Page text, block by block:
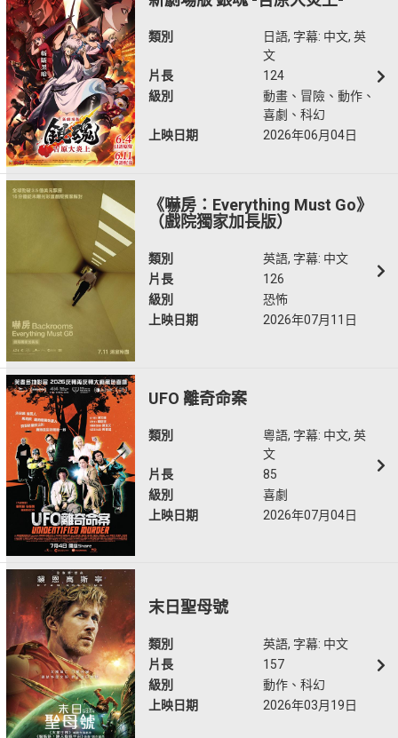
類別
日語, 字幕: 中文, 英
文
片長
124
級別
動畫、冒險、動作、
喜劇、科幻
上映日期
2026年06月04日
《嚇房：Everything Must Go》
（戲院獨家加長版）
類別
英語, 字幕: 中文
片長
126
級別
恐怖
上映日期
2026年07月11日
UFO 離奇命案
類別
粵語, 字幕: 中文, 英
文
片長
85
級別
喜劇
上映日期
2026年07月04日
末日聖母號
類別
英語, 字幕: 中文
片長
157
級別
動作、科幻
上映日期
2026年03月19日